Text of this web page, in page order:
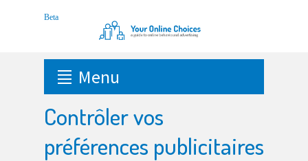
Menu
Contrôler vos
préférences publicitaires